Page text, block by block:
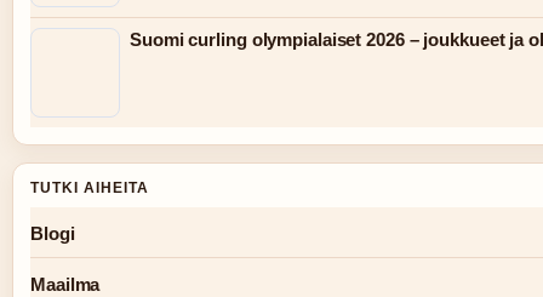
Suomi curling olympialaiset 2026 – joukkueet ja
TUTKI AIHEITA
Blogi
Maailma